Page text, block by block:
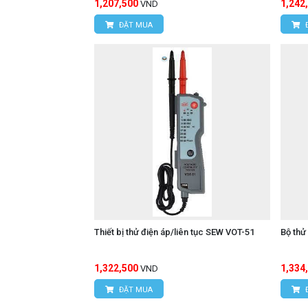
Email:vantien2307@gmail.com
HÙNG NGUYÊN TECH - TP HỒ
D7/6B đường Dương Đình
Hotline: 0934.616.395
vantien2307@gmail.com
Website:www.hungnguyentech.vn
Xem thêm: Máy đo nội trở ắc quy
1,207,500 VND
ĐẶT MUA
Thiết bị thử điện áp/liên tục SEW VOT-51
1,322,500 VND
ĐẶT MUA
Bộ thử